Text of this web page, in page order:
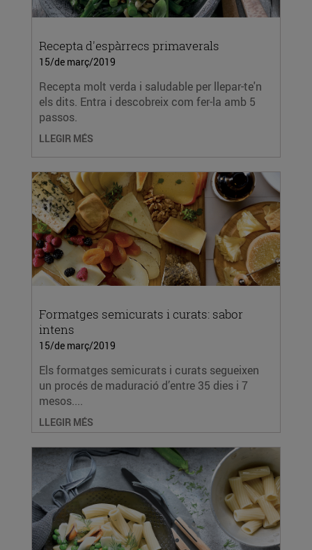
Recepta d'espàrrecs primaverals
15/de març/2019
Recepta molt verda i saludable per llepar-te'n
els dits. Entra i descobreix com fer-la amb 5
passos.
LLEGIR MÉS
Formatges semicurats i curats: sabor
intens
15/de març/2019
Els formatges semicurats i curats segueixen
un procés de maduració d’entre 35 dies i 7
mesos....
LLEGIR MÉS